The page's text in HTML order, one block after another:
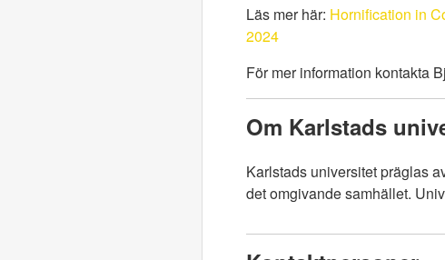
Läs mer här: Hornification in
2024
För mer information kontakta
Om Karlstads
Karlstads universitet präglas
det omgivande samhället.